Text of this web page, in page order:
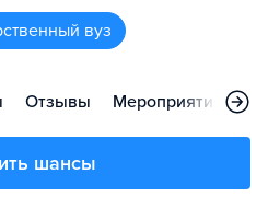
вуз
Отзывы Мероприятия
шансы